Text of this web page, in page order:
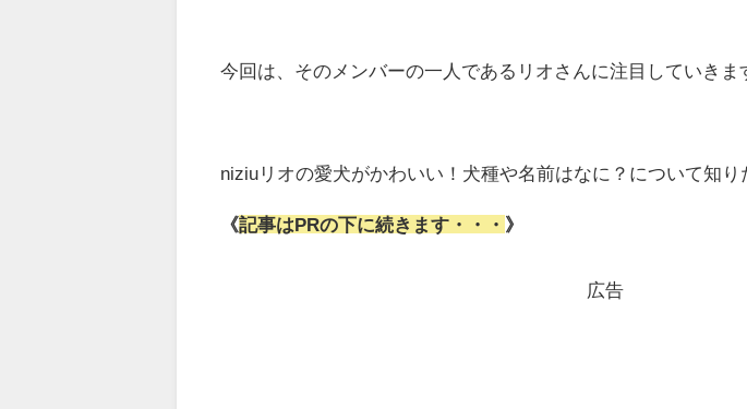
今回は、そのメンバーの一人であるリオさんに注目していきま
niziuリオの愛犬がかわいい！犬種や名前はなに？について知り
《記事はPRの下に続きます・・・ 》
広告